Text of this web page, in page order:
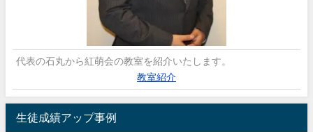
代表の石丸から紅萌会の教室を紹介いたします。
教室紹介
生徒成績アップ事例